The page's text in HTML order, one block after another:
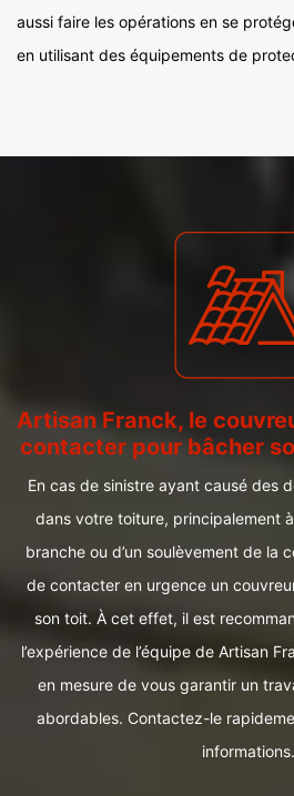
aussi faire les opérations en se
en utilisant des équipements de
Artisan Franck, le
contacter pour bâcher
En cas de sinistre ayant causé des
dans votre toiture, principalement
branche ou d’un soulèvement de la
de contacter en urgence un
son toit. À cet effet, il est
l’expérience de l’équipe de Artisan
en mesure de vous garantir un
abordables. Contactez-le
informations.